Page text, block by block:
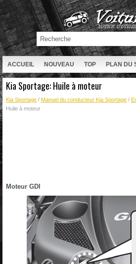
ACCUEIL NOUVEAU TOP PLAN DU
RECHERCHE
Kia Sportage: Huile à moteur
Kia Sportage / Manuel du conducteur Kia Sportage /
Huile à moteur
Moteur GDI